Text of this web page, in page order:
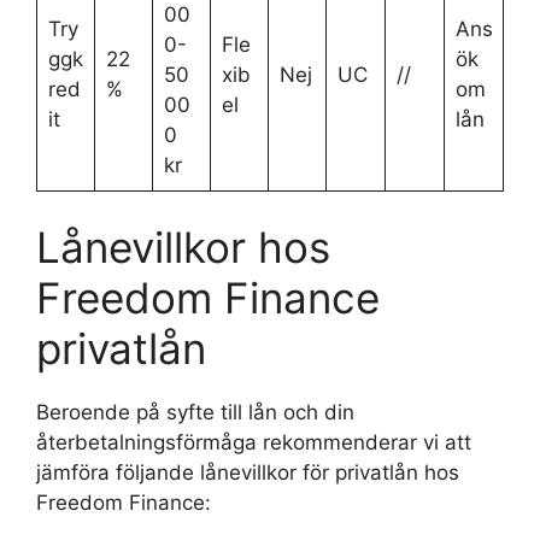
Try
ggk
red
it
22
%
00
0-
50
00
0
kr
Fle
xib
el
Nej UC //
Ans
ök
om
lån
Lånevillkor hos
Freedom Finance
privatlån
Beroende på syfte till lån och din
återbetalningsförmåga rekommenderar vi att
jämföra följande lånevillkor för privatlån hos
Freedom Finance: